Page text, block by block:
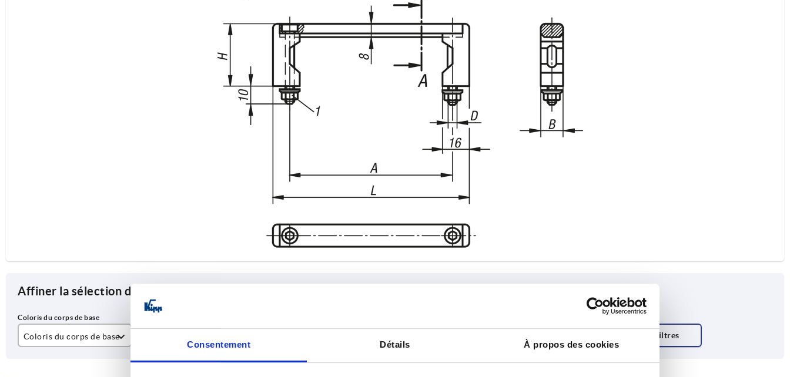
Consentement Détails À propos des cookies
Affiner la sélection des articles
Coloris du corps de base
55 M5